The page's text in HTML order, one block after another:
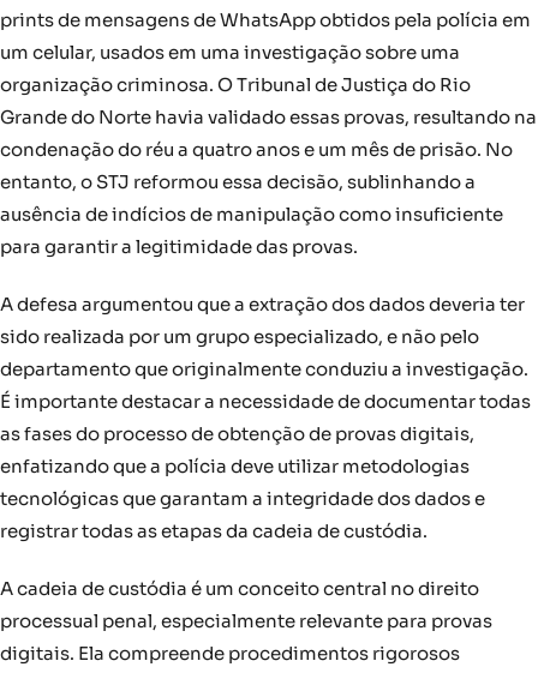
prints de mensagens de WhatsApp obtidos pela polícia em
um celular, usados em uma investigação sobre uma
organização criminosa. O Tribunal de Justiça do Rio
Grande do Norte havia validado essas provas, resultando na
condenação do réu a quatro anos e um mês de prisão. No
entanto, o STJ reformou essa decisão, sublinhando a
ausência de indícios de manipulação como insuficiente
para garantir a legitimidade das provas.
A defesa argumentou que a extração dos dados deveria ter
sido realizada por um grupo especializado, e não pelo
departamento que originalmente conduziu a investigação.
É importante destacar a necessidade de documentar todas
as fases do processo de obtenção de provas digitais,
enfatizando que a polícia deve utilizar metodologias
tecnológicas que garantam a integridade dos dados e
registrar todas as etapas da cadeia de custódia.
A cadeia de custódia é um conceito central no direito
processual penal, especialmente relevante para provas
digitais. Ela compreende procedimentos rigorosos